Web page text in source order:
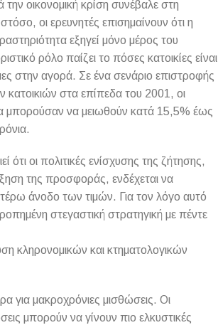
την οικονομική κρίση συνέβαλε στη
οι ερευνητές επισημαίνουν ότι η
εξηγεί μόνο μέρος του
ρόλο παίζει το πόσες κατοικίες είναι
στην αγορά. Σε ένα σενάριο επιστροφής
στα επίπεδα του 2001, οι
μπορούσαν να μειωθούν κατά 15,5% έως
ότι οι πολιτικές ενίσχυσης της ζήτησης,
της προσφοράς, ενδέχεται να
άνοδο των τιμών. Για τον λόγο αυτό
στεγαστική στρατηγική με πέντε
κληρονομικών και κτηματολογικών
για μακροχρόνιες μισθώσεις. Οι
μπορούν να γίνουν πιο ελκυστικές